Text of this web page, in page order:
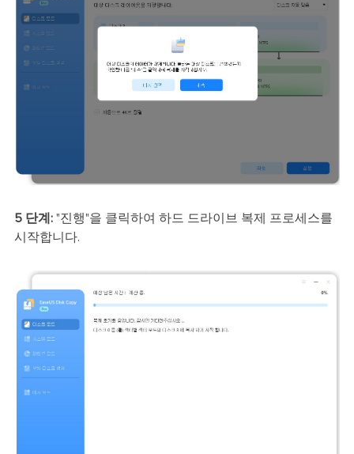
5 단계: "진행"을 클릭하여 하드 드라이브 복제 프로세스를
시작합니다.